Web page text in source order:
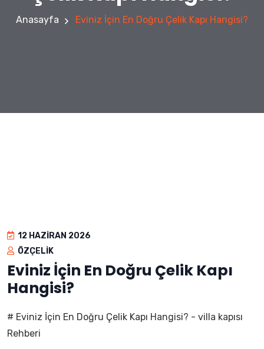
Anasayfa Eviniz İçin En Doğru Çelik Kapı Hangisi?
12 HAZIRAN 2026
ÖZÇELIK
Eviniz İçin En Doğru Çelik Kapı
Hangisi?
# Eviniz İçin En Doğru Çelik Kapı Hangisi? - villa kapısı
Rehberi